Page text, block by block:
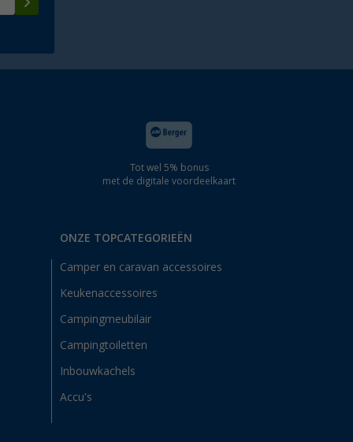
Tot wel 5% bonus
met de digitale voordeelkaart
ONZE TOPCATEGORIEËN
Camper en caravan accessoires
Keukenaccessoires
Campingmeubilair
Campingtoiletten
Inbouwkachels
Accu's